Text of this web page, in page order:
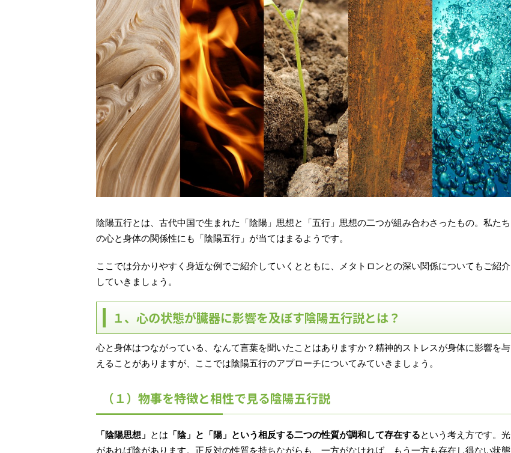
陰陽五行とは、古代中国で生まれた「陰陽」思想と「五行」思想の二つが組み合わさったもの。私たち
の心と身体の関係性にも「陰陽五行」が当てはまるようです。
ここでは分かりやすく身近な例でご紹介していくとともに、メタトロンとの深い関係についてもご紹介
していきましょう。
１、心の状態が臓器に影響を及ぼす陰陽五行説とは？
心と身体はつながっている、なんて言葉を聞いたことはありますか？精神的ストレスが身体に影響を与
えることがありますが、ここでは陰陽五行のアプローチについてみていきましょう。
（１）物事を特徴と相性で見る陰陽五行説
「陰陽思想」 とは 「陰」と「陽」という相反する二つの性質が調和して存在するという考え方です。光
があれば陰があります。正反対の性質を持ちながらも、一方がなければ、もう一方も存在し得ない状態